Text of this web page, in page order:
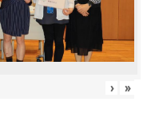
› »